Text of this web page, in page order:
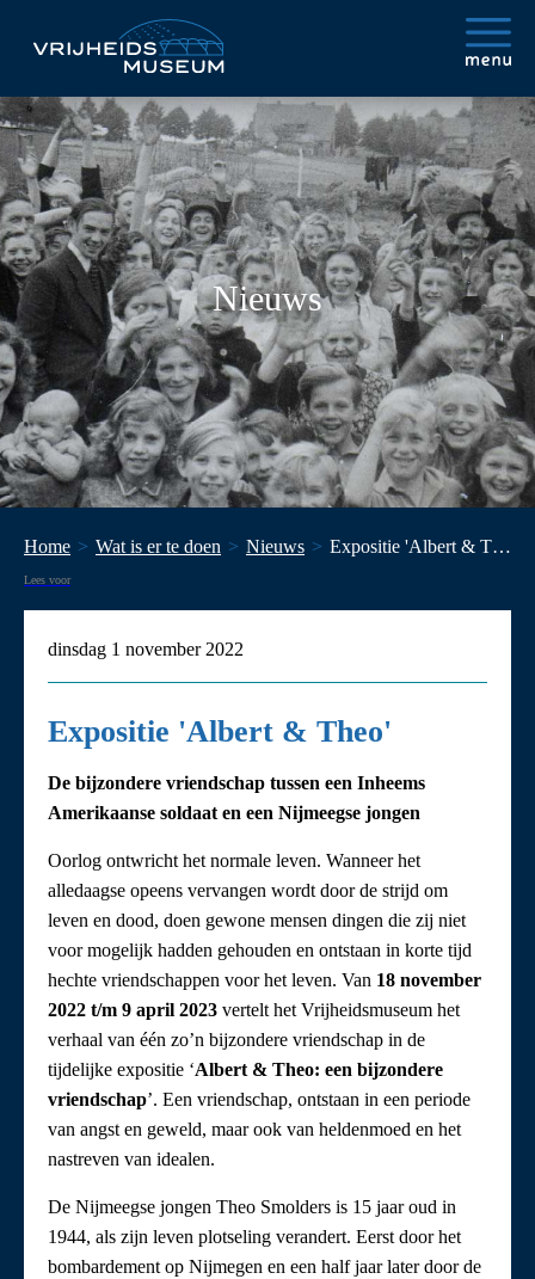
Nieuws
Home Wat is er te doen Nieuws Expositie 'Albert & Theo'
Lees voor
dinsdag 1 november 2022
Expositie 'Albert & Theo'
De bijzondere vriendschap tussen een Inheems
Amerikaanse soldaat en een Nijmeegse jongen
Oorlog ontwricht het normale leven. Wanneer het
alledaagse opeens vervangen wordt door de strijd om
leven en dood, doen gewone mensen dingen die zij niet
voor mogelijk hadden gehouden en ontstaan in korte tijd
hechte vriendschappen voor het leven. Van 18 november
2022 t/m 9 april 2023 vertelt het Vrijheidsmuseum het
verhaal van één zo’n bijzondere vriendschap in de
tijdelijke expositie ‘Albert & Theo: een bijzondere
vriendschap’. Een vriendschap, ontstaan in een periode
van angst en geweld, maar ook van heldenmoed en het
nastreven van idealen.
De Nijmeegse jongen Theo Smolders is 15 jaar oud in
1944, als zijn leven plotseling verandert. Eerst door het
bombardement op Nijmegen en een half jaar later door de